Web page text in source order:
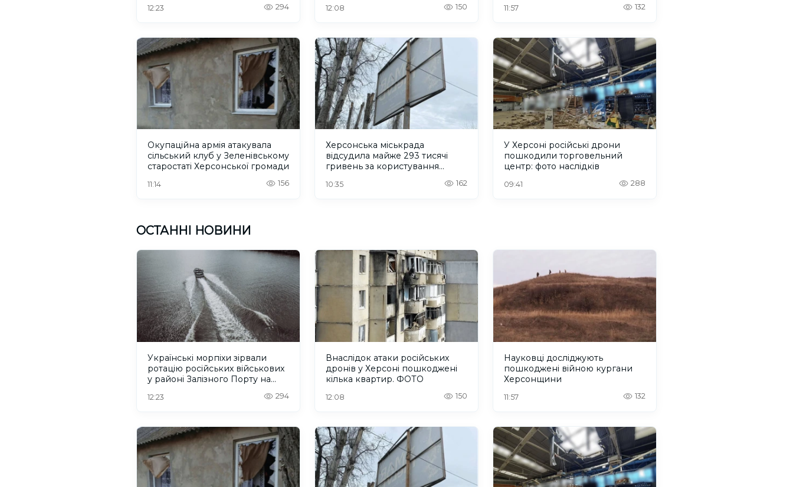
12:23 294 12:08 150 11:57 132
Окупаційна армія атакувала
сільський клуб у Зеленівському
старостаті Херсонської громади
11:14 156
Херсонська міськрада
відсудила майже 293 тисячі
гривень за користування
10:35 162
У Херсоні російські дрони
пошкодили торговельний
центр: фото наслідків
09:41 288
ОСТАННІ НОВИНИ
Українські морпіхи зірвали
ротацію російських військових
у районі Залізного Порту на
12:23 294
Внаслідок атаки російських
дронів у Херсоні пошкоджені
кілька квартир. ФОТО
12:08 150
Науковці досліджують
пошкоджені війною кургани
Херсонщини
11:57 132